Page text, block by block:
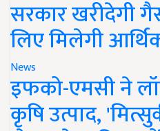
सरकार खरीदेगी
लिए मिलेगी
News
इफको-एमसी ने
कृषि उत्पाद,